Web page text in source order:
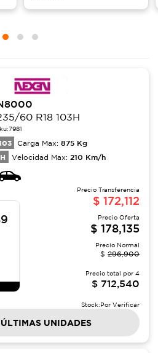
60 R18 103H
7981
Carga Max: 875 Kg
H Velocidad Max: 210 Km/h
Precio Transferencia
$ 172,112
Precio Oferta
$ 178,135
Precio Normal
$ 296,900
Precio total por 4
$ 712,540
Stock:Por Verificar
UNIDADES